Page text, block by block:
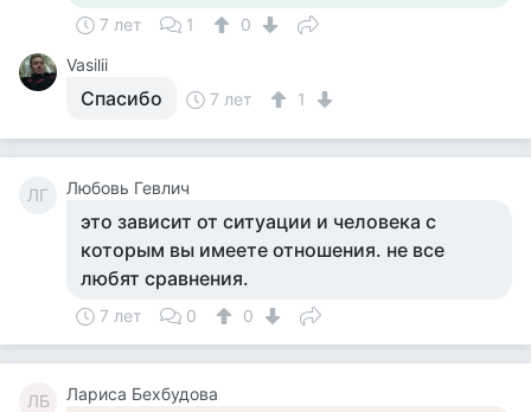
7 лет 1
0
Vasilii
Спасибо 7 лет 1
ЛГ Любовь Гевлич
это зависит от ситуации и человека с
которым вы имеете отношения. не все
любят сравнения.
7 лет 0 0
ЛБ Лариса Бехбудова